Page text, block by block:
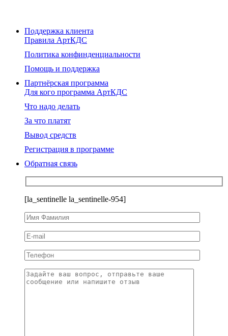
Поддержка клиента
Правила АртКДС
Политика конфинденциальности
Помощь и поддержка
Партнёрская программа
Для кого программа АртКДС
Что надо делать
За что платят
Вывод средств
Регистрация в программе
Обратная связь
[la_sentinelle la_sentinelle-954]